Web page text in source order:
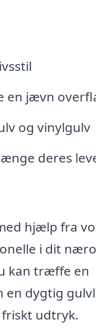
en jævn
og vinylgulv
deres
hjælp fra
i dit
kan træffe en
en dygtig
udtryk.